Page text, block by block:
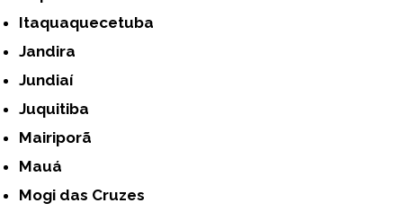
Itaquaquecetuba
Jandira
Jundiaí
Juquitiba
Mairiporã
Mauá
Mogi das Cruzes